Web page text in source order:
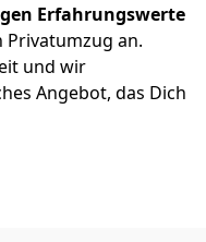
Erfahrungswerte
an.
und wir
Angebot, das Dich